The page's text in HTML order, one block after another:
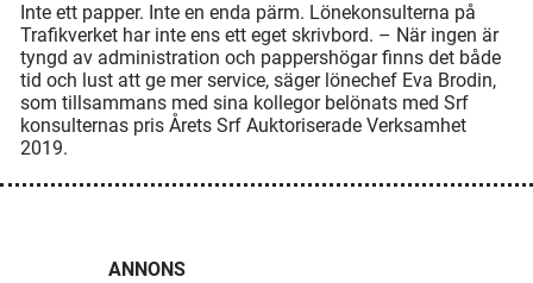
Inte ett papper. Inte en enda pärm. Lönekonsulterna på
Trafikverket har inte ens ett eget skrivbord. – När ingen är
tyngd av administration och pappershögar finns det både
tid och lust att ge mer service, säger lönechef Eva Brodin,
som tillsammans med sina kollegor belönats med Srf
konsulternas pris Årets Srf Auktoriserade Verksamhet
2019.
ANNONS